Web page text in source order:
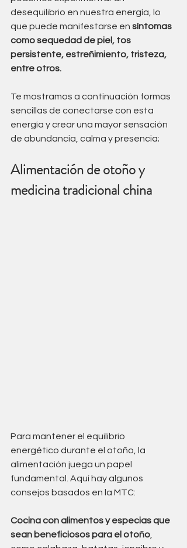
desequilibrio en nuestra energía, lo
que puede manifestarse en síntomas
como sequedad de piel, tos
persistente, estreñimiento, tristeza,
entre otros.
Te mostramos a continuación formas
sencillas de conectarse con esta
energía y crear una mayor sensación
de abundancia, calma y presencia;
Alimentación de otoño y
medicina tradicional china
Para mantener el equilibrio
energético durante el otoño, la
alimentación juega un papel
fundamental. Aquí hay algunos
consejos basados en la MTC:
Cocina con alimentos y especias que
sean beneficiosos para el otoño